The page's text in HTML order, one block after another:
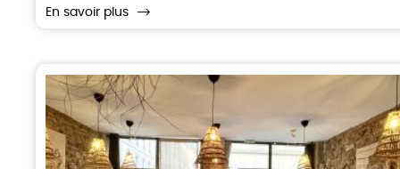
En savoir plus